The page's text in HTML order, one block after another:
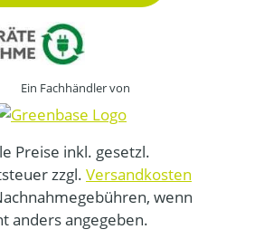
Ein Fachhändler von
Preise inkl. gesetzl.
zzgl. Versandkosten
wenn
anders angegeben.